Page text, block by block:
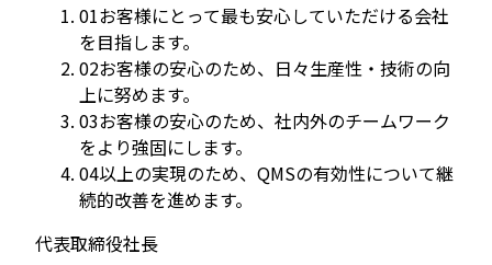
01お客様にとって最も安心していただける会社
を目指します。
02お客様の安心のため、日々生産性・技術の向
上に努めます。
03お客様の安心のため、社内外のチームワーク
をより強固にします。
04以上の実現のため、QMSの有効性について継
続的改善を進めます。
代表取締役社長